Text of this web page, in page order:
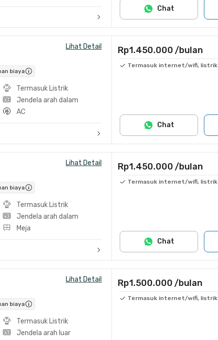
Chat
Lihat Detail
biaya
Termasuk Listrik
Jendela arah dalam
AC
Rp1.450.000 /bulan
Termasuk internet/wifi, listrik
Chat
Lihat Detail
biaya
Termasuk Listrik
Jendela arah dalam
Meja
Rp1.450.000 /bulan
Termasuk internet/wifi, listrik
Chat
Lihat Detail
biaya
Termasuk Listrik
Jendela arah luar
Rp1.500.000 /bulan
Termasuk internet/wifi, listrik